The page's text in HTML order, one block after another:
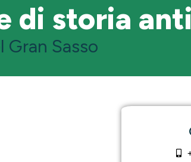
di storia
Sasso